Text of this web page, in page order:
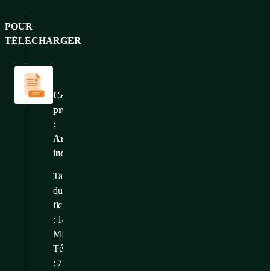
POUR
TÉLÉCHARGER
Catalogue
produits
:
Armoires
industrielles
Catalogues
et
brochures
Taille
du
fichier
: 14,68
MB
Téléchargé
: 7.